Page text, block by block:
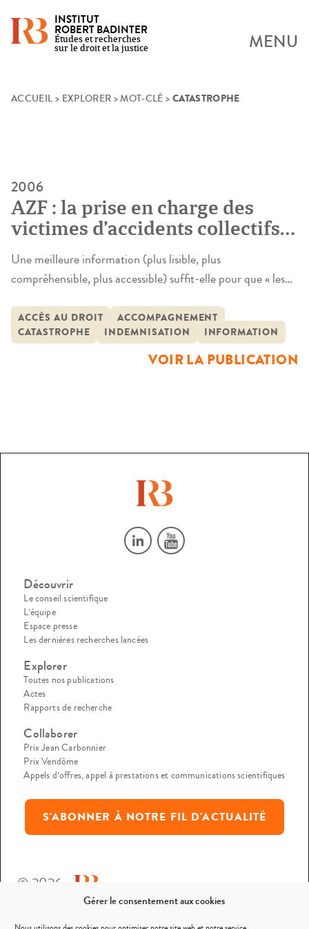
Gérer le consentement aux cookies
Skip
INSTITUT
ROBERT BADINTER
Études et recherches
sur le droit et la justice
MENU
ACCUEIL > EXPLORER >MOT-CLÉ > CATASTROPHE
2006
AZF : la prise en charge des
victimes d’accidents collectifs.
Comment construire le « point
de vue des victimes » ?
Une meilleure information (plus lisible, plus
compréhensible, plus accessible) suffit-elle pour que « les
qui parcourt cette enquête menée suite à l’explosion de
l’usine AZF à Toulouse en septembre 2001. L’information
dont il sera question ici concerne avant tout les ressources
ACCÈS AU DROIT
ACCOMPAGNEMENT
CATASTROPHE
INDEMNISATION INFORMATION
VOIR LA PUBLICATION
Découvrir
Le conseil scientifique
L’équipe
Espace presse
Les dernières recherches lancées
Explorer
Toutes nos publications
Actes
Rapports de recherche
Collaborer
Prix Jean Carbonnier
Prix Vendôme
Appels d’offres, appel à prestations et communications scientifiques
S'ABONNER À NOTRE FIL D'ACTUALITÉ
© 2026